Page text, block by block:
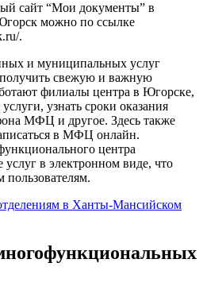
сайт “Мои документы” в
можно по ссылке
.
и муниципальных услуг
получить свежую и важную
филиалы центра в Югорске,
узнать сроки оказания
МФЦ и другое. Здесь также
в МФЦ онлайн.
центра
услуг в электронном виде, что
в Ханты-Мансийском